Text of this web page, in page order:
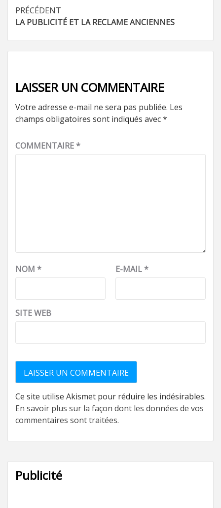
Navigation
d’article
PRÉCÉDENT
LA PUBLICITÉ ET LA RECLAME ANCIENNES
LAISSER UN COMMENTAIRE
Votre adresse e-mail ne sera pas publiée. Les
champs obligatoires sont indiqués avec*
COMMENTAIRE*
NOM * E-MAIL*
SITE WEB
Ce site utilise Akismet pour réduire les indésirables.
En savoir plus sur la façon dont les données de vos
commentaires sont traitées.
Publicité